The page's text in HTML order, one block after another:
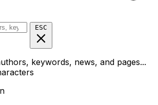
ESC
keywords, news, and pages...